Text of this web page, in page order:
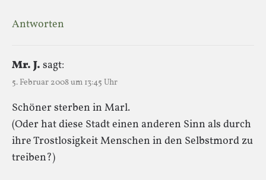
Antworten
Mr. J. sagt:
5. Februar 2008 um 13:45 Uhr
Schöner sterben in Marl.
(Oder hat diese Stadt einen anderen Sinn als durch
ihre Trostlosigkeit Menschen in den Selbstmord zu
treiben?)